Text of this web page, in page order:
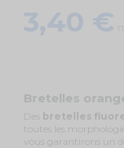
3,40 €
Bretelles
Des bretelles
toutes les
vous garantirons un